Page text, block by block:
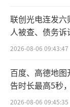
张掖超
华网财经表
和戈壁荒滩
能玻璃温室
的优质串番
联创光电连发
人被查、债务
所曾出具“保留
2026-08-06 09:43:47
百度、高德地
告时长最高5秒
2026-08-06 09:45:35